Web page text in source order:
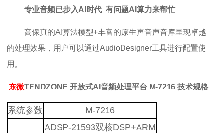
专业音频已步入AI时代 有问题AI算力来帮忙
高保真的AI算法模型+丰富的原生声音声音库呈现卓越
的处理效果，用户可以通过AudioDesigner工具进行配置使
用。
东微TENDZONE 开放式AI音频处理平台 M-7216 技术规格
系统参数 M-7216
ADSP-21593双核DSP+ARM